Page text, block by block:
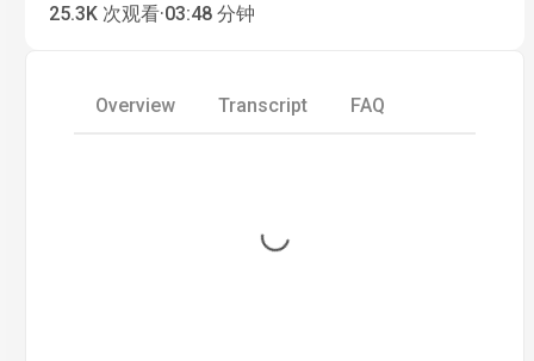
25.3K 次观看·03:48 分钟
Overview Transcript FAQ
Loading...